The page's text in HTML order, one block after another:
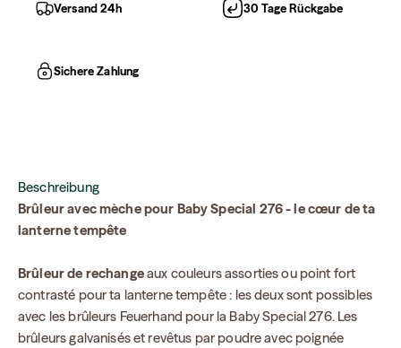
Versand 24h 30 Tage Rückgabe
Sichere Zahlung
Beschreibung
Brûleur avec mèche pour Baby Special 276 - le cœur de ta
lanterne tempête
Brûleur de rechangeaux couleurs assorties ou point fort
contrasté pour ta lanterne tempête : les deux sont possibles
avec les brûleurs Feuerhand pour la Baby Special 276. Les
brûleurs galvanisés et revêtus par poudre avec poignée